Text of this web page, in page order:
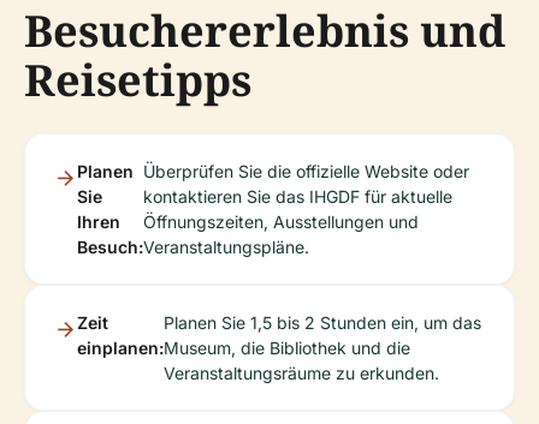
Besuchererlebnis und
Reisetipps
Planen
Sie
Ihren
Besuch:
Überprüfen Sie die offizielle Website oder
kontaktieren Sie das IHGDF für aktuelle
Öffnungszeiten, Ausstellungen und
Veranstaltungspläne.
Zeit
einplanen:
Planen Sie 1,5 bis 2 Stunden ein, um das
Museum, die Bibliothek und die
Veranstaltungsräume zu erkunden.